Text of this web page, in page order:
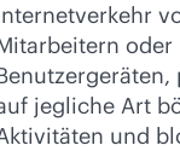
oder
jegliche Art
und